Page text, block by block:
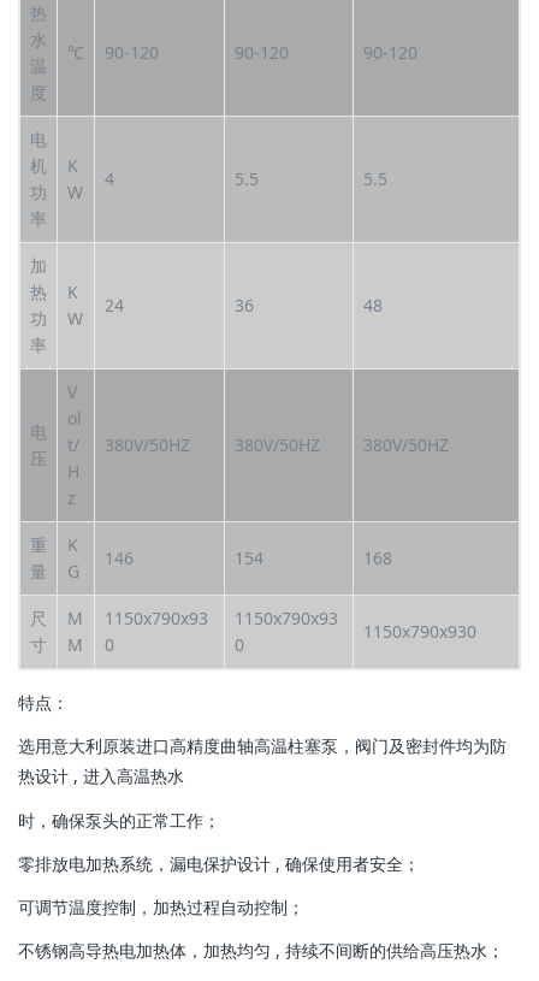
热
水
温
度
℃ 90-120 90-120 90-120
电
机
功
率
K
W
4 5.5 5.5
加
热
功
率
K
W
24 36 48
电
压
V
ol
t/
H
z
380V/50HZ 380V/50HZ 380V/50HZ
重
量
K
G
146 154 168
尺
寸
M
M
1150x790x93
0
1150x790x93
0
1150x790x930
特点：
选用意大利原装进口高精度曲轴高温柱塞泵，阀门及密封件均为防
热设计 , 进入高温热水
时，确保泵头的正常工作；
零排放电加热系统，漏电保护设计 , 确保使用者安全；
可调节温度控制，加热过程自动控制；
不锈钢高导热电加热体，加热均匀 , 持续不间断的供给高压热水；